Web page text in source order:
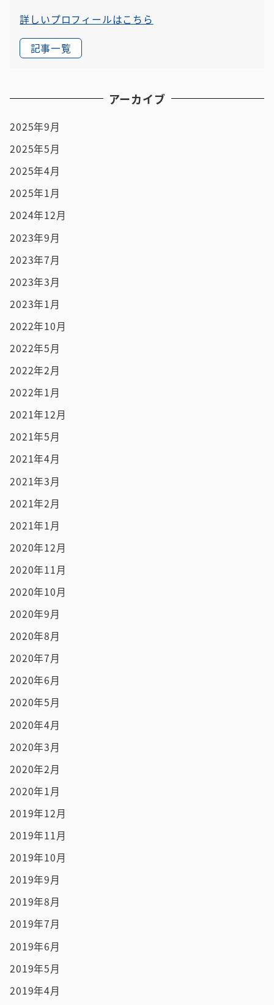
詳しいプロフィールはこちら
記事一覧
アーカイブ
2025年9月
2025年5月
2025年4月
2025年1月
2024年12月
2023年9月
2023年7月
2023年3月
2023年1月
2022年10月
2022年5月
2022年2月
2022年1月
2021年12月
2021年5月
2021年4月
2021年3月
2021年2月
2021年1月
2020年12月
2020年11月
2020年10月
2020年9月
2020年8月
2020年7月
2020年6月
2020年5月
2020年4月
2020年3月
2020年2月
2020年1月
2019年12月
2019年11月
2019年10月
2019年9月
2019年8月
2019年7月
2019年6月
2019年5月
2019年4月